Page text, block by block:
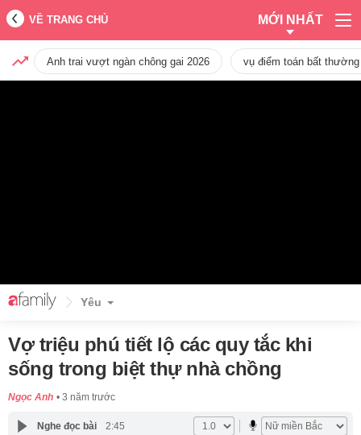
VỀ TRANG CHỦ MỚI NHẤT
Anh trai vượt ngàn chông gai 2026 vụ điểm toán bất
Yêu
Vợ triệu phú tiết lộ các quy tắc khi
sống trong biệt thự nhà chồng
Ngọc Anh 3 năm trước
Nghe đọc bài 2:45